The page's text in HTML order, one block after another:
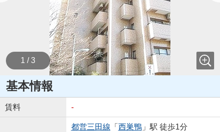
1 / 3
基本情報
賃料 -
都営三田線 「 西巣鴨」駅 徒歩1分